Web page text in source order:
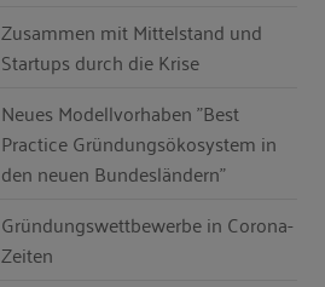
Zusammen mit Mittelstand und
Startups durch die Krise
Neues Modellvorhaben "Best
Practice Gründungsökosystem in
den neuen Bundesländern"
Gründungswettbewerbe in Corona-
Zeiten